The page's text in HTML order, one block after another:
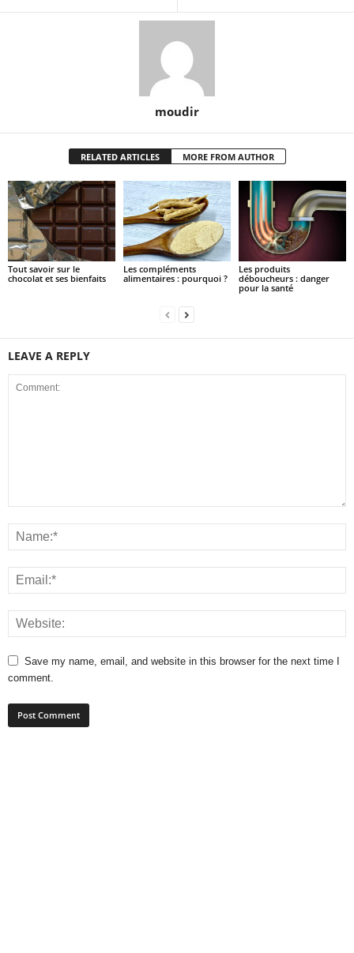
moudir
RELATED ARTICLES MORE FROM AUTHOR
Tout savoir sur le
chocolat et ses bienfaits
Les compléments
alimentaires : pourquoi ?
Les produits
déboucheurs : danger
pour la santé
LEAVE A REPLY
Save my name, email, and website in this browser for the next time I
comment.